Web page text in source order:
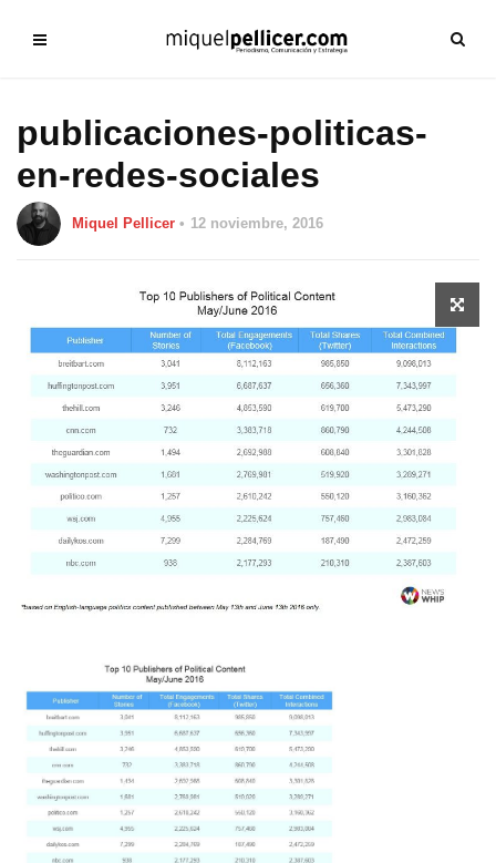
publicaciones-politicas-
en-redes-sociales
Miquel Pellicer 12 noviembre, 2016